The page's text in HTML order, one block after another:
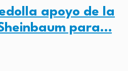
apoyo de la
para…